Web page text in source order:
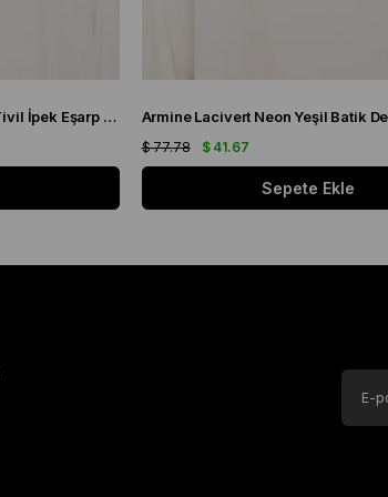
Armine Mor Yeşil Batik Desen Tivil İpek Eşarp 9136 - 50
$ 41.67
$ 77.78
Sepete Ekle